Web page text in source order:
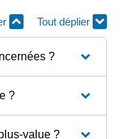
Tout déplier
?
?
value ?